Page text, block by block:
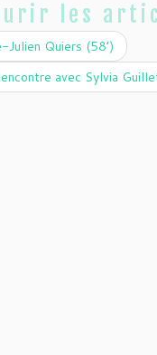
les
Julien Quiers (58’)
avec Sylvia